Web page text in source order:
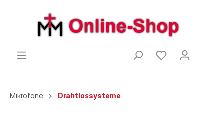
Mikrofone Drahtlossysteme